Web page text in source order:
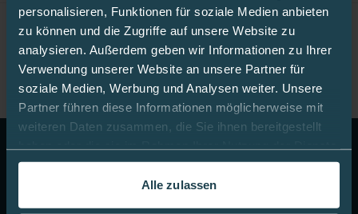
personalisieren, Funktionen für soziale Medien anbieten
zu können und die Zugriffe auf unsere Website zu
analysieren. Außerdem geben wir Informationen zu Ihrer
Verwendung unserer Website an unsere Partner für
soziale Medien, Werbung und Analysen weiter. Unsere
Partner führen diese Informationen möglicherweise mit
weiteren Daten zusammen, die Sie ihnen bereitgestellt
gesammelt haben.
In dieser
Alle zulassen
Themen
10 Euro Gutschein!Abonnieren Sie unseren Newsletter
& erhalten Sie einen Gutschein im Wert von 10 Euro auf
Ihre nächste Onlinebestellung.